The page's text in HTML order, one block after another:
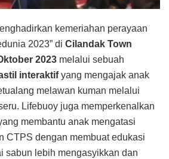
kemeriahan perayaan
2023” di Cilandak Town
2023 melalui sebuah
interaktifyang mengajak anak
melawan kuman melalui
Lifebuoy juga memperkenalkan
membantu anak mengatasi
CTPS dengan membuat edukasi
sabun lebih mengasyikkan dan